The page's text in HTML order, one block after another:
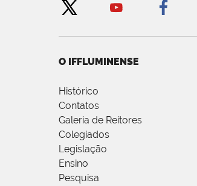
O IFFLUMINENSE
Histórico
Contatos
Galeria de Reitores
Colegiados
Legislação
Ensino
Pesquisa